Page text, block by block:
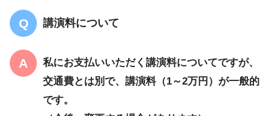
講演料について
私にお支払いいただく講演料についてですが、
交通費とは別で、講演料（1～2万円）が一般的
です。